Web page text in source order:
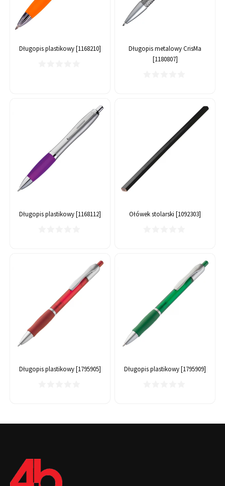
Długopis plastikowy [1168210]
Długopis metalowy CrisMa
[1180807]
Długopis plastikowy [1168112] Ołówek stolarski [1092303]
Długopis plastikowy [1795905] Długopis plastikowy [1795909]